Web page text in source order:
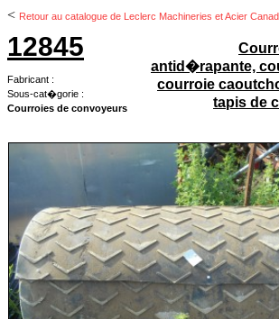
< Retour au catalogue de Leclerc Machineries et Acier
12845
Fabricant :
Sous-cat�gorie :
Courroies de convoyeurs
antid�rapante,
courroie
tapis de